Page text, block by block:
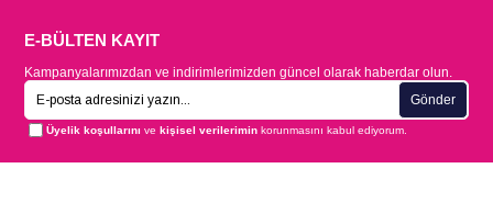
E-BÜLTEN KAYIT
Kampanyalarımızdan ve indirimlerimizden güncel olarak haberdar olun.
Gönder
Üyelik koşullarını vekişisel verilerimin korunmasını kabul ediyorum.